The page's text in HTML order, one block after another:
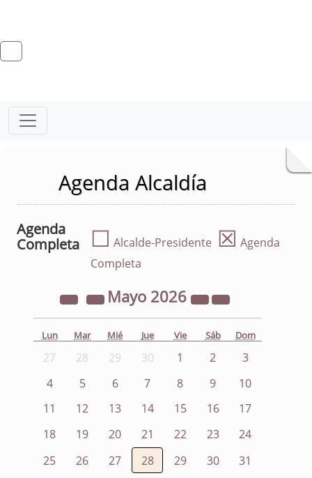
Agenda Alcaldía
Agenda
Completa
☐ Alcalde-Presidente ☒ Agenda
Completa
Mayo 2026
Lun Mar Mié Jue Vie Sáb Dom
27 28 29 30 1 2
3
4
5 6 7 8 9
10
11
12 13 14 15 16
17
18
19 20 21 22 23
24
25
26 27 28 29 30
31